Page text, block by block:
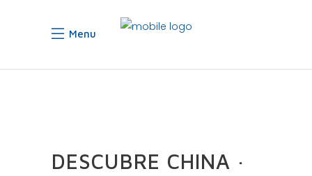
Menu
DESCUBRE CHINA ·